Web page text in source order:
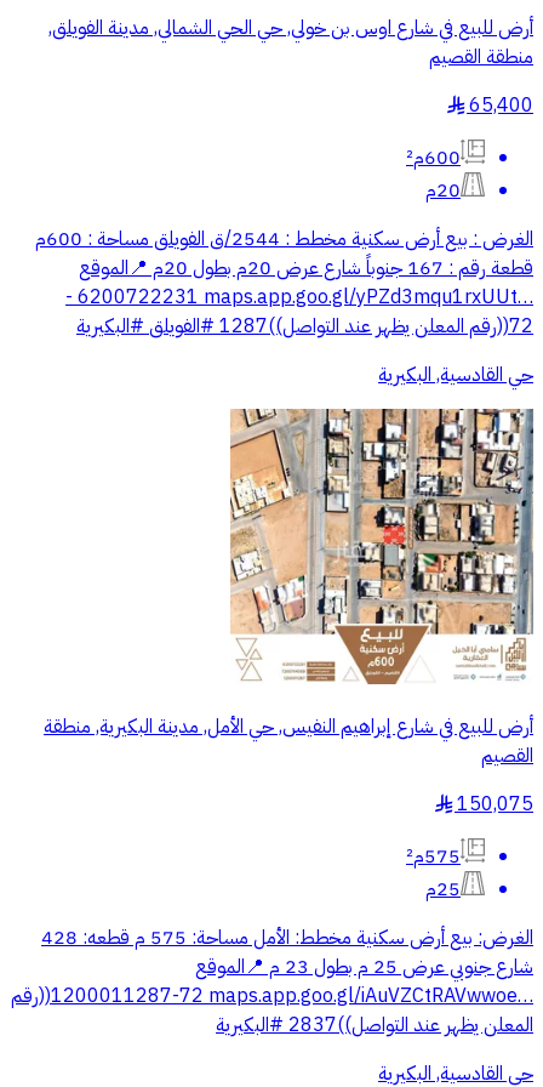
أرض للبيع في شارع اوس بن خولي, حي الحي الشمالي, مدينة الفويلق,
منطقة القصيم
65,400
§
600م²
20م
‏الغرض : بيع أرض سكنية ‏مخطط : 2544/ق الفويلق ‏مساحة : 600م
‏قطعة رقم : 167 ‏جنوباً شارع عرض 20م بطول 20م ‏📍الموقع
‏⁦‪maps.app.goo.gl/yPZd3mqu1rxUUt…‬⁩ ‏6200722231 -
72((رقم المعلن يظهر عند التواصل))1287 ‏⁧‫#الفويلق‬⁩ ‏⁧‫#البكيرية‬⁩
حي القادسية, البكيرية
أرض للبيع في شارع إبراهيم النفيس, حي الأمل, مدينة البكيرية, منطقة
القصيم
150,075
§
575م²
25م
الغرض: بيع أرض سكنية ‏مخطط: الأمل ‏مساحة: 575 م ‏قطعه: 428
‏شارع جنوبي عرض 25 م بطول 23 م ‏📍الموقع
‏⁦‪maps.app.goo.gl/iAuVZCtRAVwwoe…‬⁩ ‏1200011287-72((رقم
المعلن يظهر عند التواصل))2837 ‏⁧‫#البكيرية‬⁩
حي القادسية, البكيرية